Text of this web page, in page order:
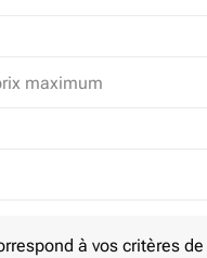
Round trip Selected
à vos critères de